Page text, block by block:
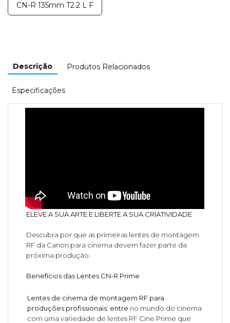
CN-R 135mm T2.2 L F
Descrição Produtos Relacionados
Especificações
ELEVE A SUA ARTE E LIBERTE A SUA CRIATIVIDADE
Descubra por que as primeiras lentes de montagem
RF da Canon para cinema devem fazer parte da
próxima produção.
Benefícios das Lentes CN-R Prime
Lentes de cinema de montagem RF para
produções profissionais: entre no mundo do cinema
com uma variedade de lentes RF Cine Prime que